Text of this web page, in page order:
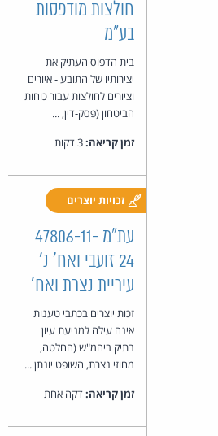
חולצות מודפסות
בע"מ
בית הדפוס העתיק את
יצירותיו של התובע - איורים
וציורים לחולצות עבור כוחות
הביטחון (פסק-דין, ...
זמן קריאה:
זכויות יוצרים
עת"מ 47806-11-
24 זועבי ואח' נ'
עיריית נצרת ואח'
זכות יוצרים בכתבי טענות
אינה עילה למניעת עיון
בתיק ביהמ"ש (החלטה,
מחוזי נצרת, השופט יונתן ...
זמן קריאה:דקה אחת